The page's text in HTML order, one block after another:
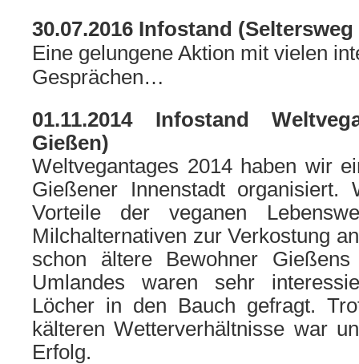
30.07.2016 Infostand
Eine gelungene Aktion mit vielen
Gesprächen…
01.11.2014 Infostand
Weltvegantages 2014 haben wir
Gießener Innenstadt
Vorteile der veganen
Milchalternativen zur Verkostung
schon ältere Bewohner
Umlandes waren sehr
Löcher in den Bauch gefragt.
kälteren Wetterverhältnisse war
Erfolg.